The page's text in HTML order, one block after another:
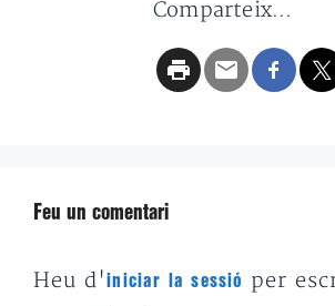
Comparteix...
Feu un comentari
Heu d'iniciar la sessió
per